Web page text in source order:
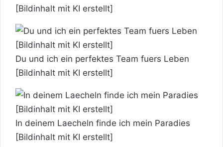
[Bildinhalt mit KI erstellt]
Du und ich ein perfektes Team fuers Leben
[Bildinhalt mit KI erstellt]
In deinem Laecheln finde ich mein Paradies
[Bildinhalt mit KI erstellt]